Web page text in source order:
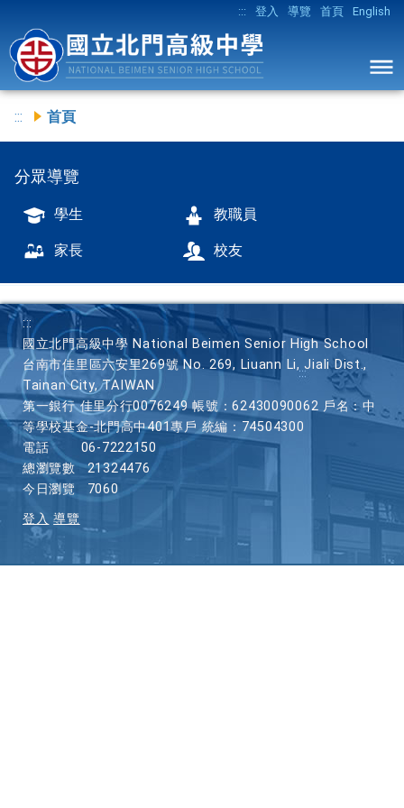
::: 登入 導覽 首頁 English
::: 首頁
分眾導覽
學生 教職員
家長 校友
:::
國立北門高級中學 National Beimen Senior High School
台南市佳里區六安里269號 No. 269, Liuann Li, Jiali Dist.,
Tainan City, TAIWAN
第一銀行 佳里分行0076249 帳號：62430090062 戶名：中
等學校基金-北門高中401專戶 統編：74504300
電話
06-7222150
總瀏覽數
21324476
今日瀏覽
7060
登入 導覽